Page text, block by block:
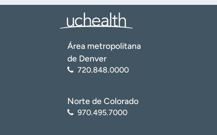
Área metropolitana
de Denver
720.848.0000
Norte de Colorado
970.495.7000